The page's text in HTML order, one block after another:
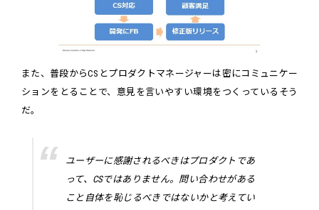
また、普段からCSとプロダクトマネージャーは密にコミュニケー
ションをとることで、意見を言いやすい環境をつくっているそう
だ。
ユーザーに感謝されるべきはプロダクトであ
って、CSではありません。問い合わせがある
こと自体を恥じるべきではないかと考えてい